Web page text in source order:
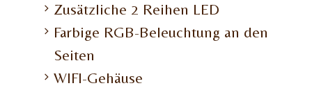
Zusätzliche 2 Reihen LED
Farbige RGB-Beleuchtung an den
Seiten
WIFI-Gehäuse